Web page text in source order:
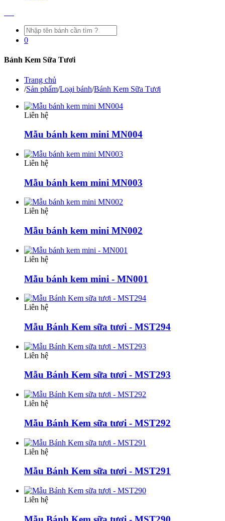
0
Bánh Kem Sữa Tươi
Trang chủ
/Sản phẩm/Loại bánh/Bánh Kem Sữa Tươi
Liên hệ
Mẫu bánh kem mini MN004
Liên hệ
Mẫu bánh kem mini MN003
Liên hệ
Mẫu bánh kem mini MN002
Liên hệ
Mẫu bánh kem mini - MN001
Liên hệ
Mẫu Bánh Kem sữa tươi - MST294
Liên hệ
Mẫu Bánh Kem sữa tươi - MST293
Liên hệ
Mẫu Bánh Kem sữa tươi - MST292
Liên hệ
Mẫu Bánh Kem sữa tươi - MST291
Liên hệ